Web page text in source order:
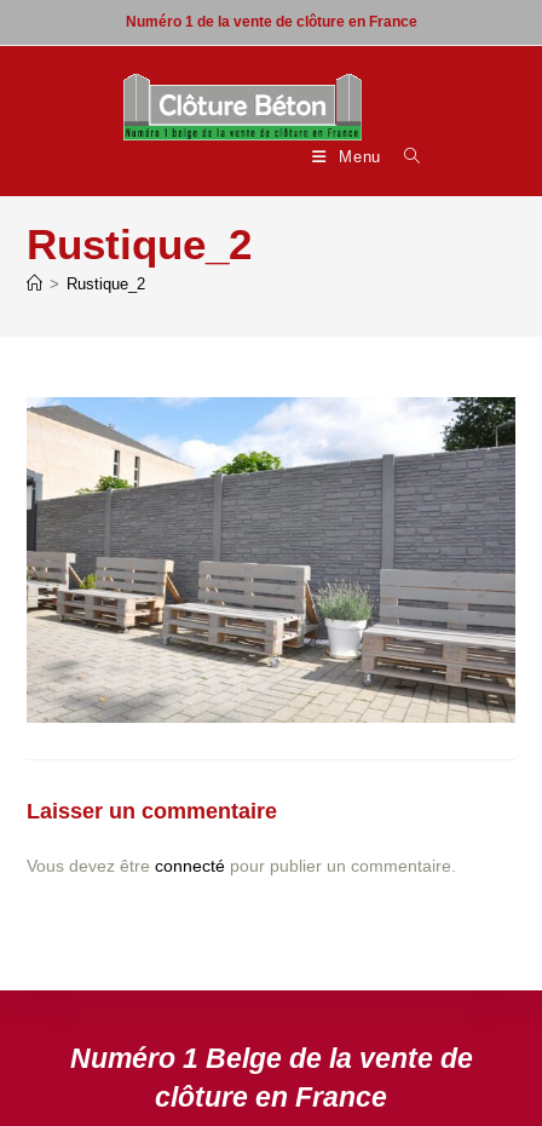
to
Numéro 1 de la vente de clôture en France
Menu
Rustique_2
> Rustique_2
Laisser un commentaire
Vous devez êtreconnecté pour publier un commentaire.
N’hésitez pas à nous contacter ! nous vous proposerons
projet.
Numéro 1 Belge de la vente de
clôture en France